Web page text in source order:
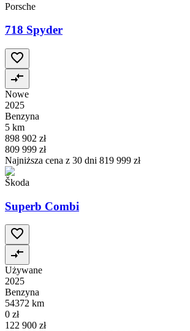
Porsche
718 Spyder
Nowe
2025
Benzyna
5 km
898 902 zł
809 999 zł
Najniższa cena z 30 dni 819 999 zł
Škoda
Superb Combi
Używane
2025
Benzyna
54372 km
0 zł
122 900 zł